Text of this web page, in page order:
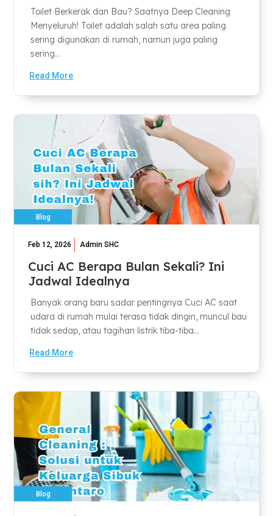
Toilet Berkerak dan Bau? Saatnya Deep Cleaning
Menyeluruh! Toilet adalah salah satu area paling
sering digunakan di rumah, namun juga paling
sering...
Read More
Blog
Feb 12, 2026 Admin SHC
Cuci AC Berapa Bulan Sekali? Ini
Jadwal Idealnya
Banyak orang baru sadar pentingnya Cuci AC saat
udara di rumah mulai terasa tidak dingin, muncul bau
tidak sedap, atau tagihan listrik tiba-tiba...
Read More
Blog